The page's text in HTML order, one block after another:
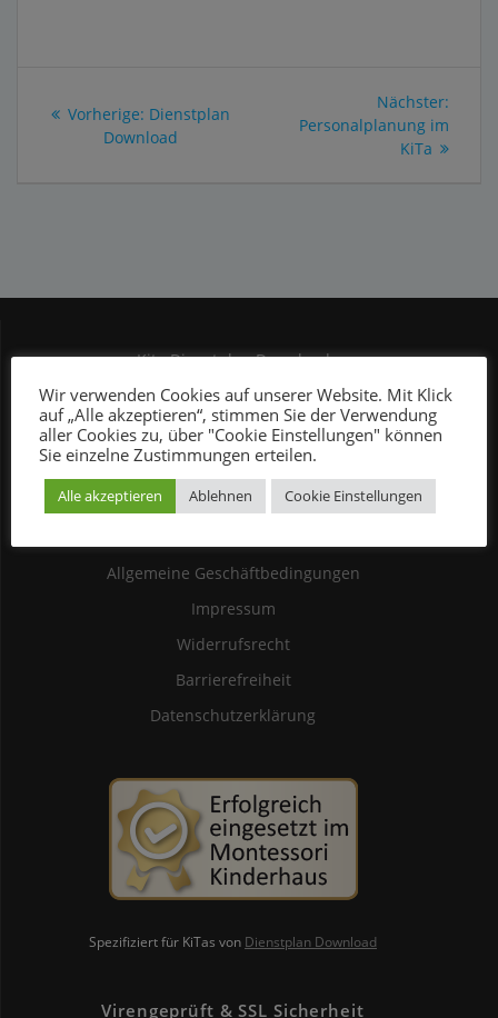
Vorherige: Vorheriger
Beitrag:
Dienstplan
Download
Nächster:
Personalplanung im
KiTa
Kita Dienstplan Download
Kontakt
Mein Konto
Service Dienstplan Download
Anwendung Dienstplan
Allgemeine Geschäftbedingungen
Impressum
Widerrufsrecht
Barrierefreiheit
Datenschutzerklärung
Spezifiziert für KiTas von Dienstplan Download
Virengeprüft & SSL Sicherheit
Wir verwenden Cookies auf unserer Website. Mit Klick
auf „Alle akzeptieren“, stimmen Sie der Verwendung
aller Cookies zu, über "Cookie Einstellungen" können
Sie einzelne Zustimmungen erteilen.
Alle akzeptieren Ablehnen Cookie Einstellungen